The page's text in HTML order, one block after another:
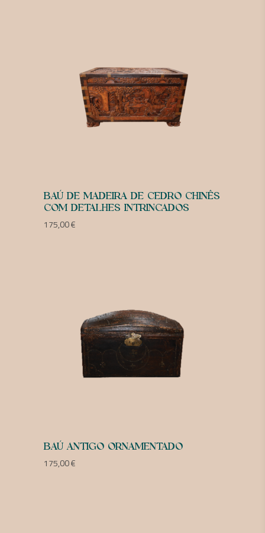
BAÚ DE MADEIRA DE CEDRO CHINÊS
COM DETALHES INTRINCADOS
175,00€
BAÚ ANTIGO ORNAMENTADO
175,00€